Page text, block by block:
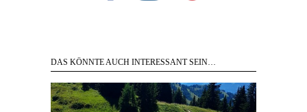
DAS KÖNNTE AUCH INTERESSANT SEIN…